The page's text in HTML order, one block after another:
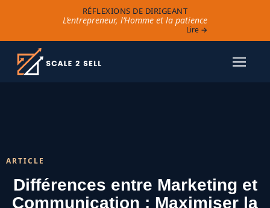
RÉFLEXIONS DE DIRIGEANT
L’entrepreneur, l’Homme et la patience
Lire →
ARTICLE
Différences entre Marketing et
Communication : Maximiser la